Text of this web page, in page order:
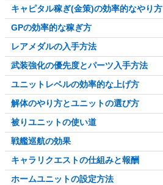
キャピタル稼ぎ(金策)の効率的なやり方
GPの効率的な稼ぎ方
レアメダルの入手方法
武装強化の優先度とパーツ入手方法
ユニットレベルの効率的な上げ方
解体のやり方とユニットの選び方
被りユニットの使い道
戦艦巡航の効果
キャラリクエストの仕組みと報酬
ホームユニットの設定方法